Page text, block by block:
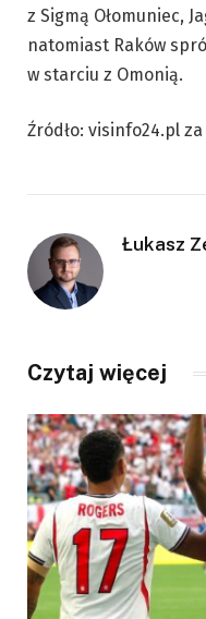
z Sigmą Ołomuniec,
natomiast Raków
w starciu z Omonią.
Źródło: visinfo24.pl
Łukasz
Czytaj więcej